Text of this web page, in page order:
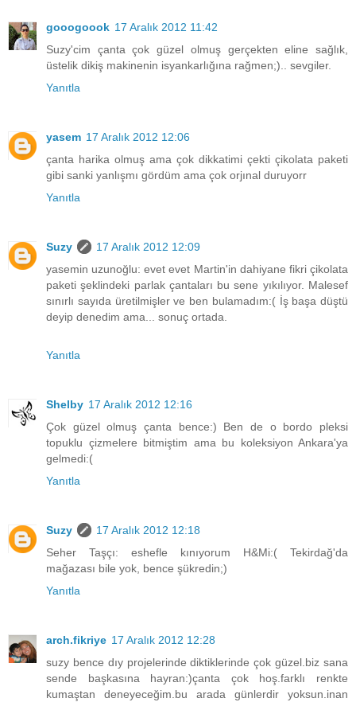
gooogoook 17 Aralık 2012 11:42
Suzy'cim çanta çok güzel olmuş gerçekten eline sağlık,
üstelik dikiş makinenin isyankarlığına rağmen;).. sevgiler.
Yanıtla
yasem 17 Aralık 2012 12:06
çanta harika olmuş ama çok dikkatimi çekti çikolata paketi
gibi sanki yanlışmı gördüm ama çok orjınal duruyorr
Yanıtla
Suzy
17 Aralık 2012 12:09
yasemin uzunoğlu: evet evet Martin'in dahiyane fikri çikolata
paketi şeklindeki parlak çantaları bu sene yıkılıyor. Malesef
sınırlı sayıda üretilmişler ve ben bulamadım:( İş başa düştü
deyip denedim ama... sonuç ortada.
Yanıtla
Shelby 17 Aralık 2012 12:16
Çok güzel olmuş çanta bence:) Ben de o bordo pleksi
topuklu çizmelere bitmiştim ama bu koleksiyon Ankara'ya
gelmedi:(
Yanıtla
Suzy
17 Aralık 2012 12:18
Seher Taşçı: eshefle kınıyorum H&Mi:( Tekirdağ'da
mağazası bile yok, bence şükredin;)
Yanıtla
arch.fikriye 17 Aralık 2012 12:28
suzy bence dıy projelerinde diktiklerinde çok güzel.biz sana
sende başkasına hayran:)çanta çok hoş.farklı renkte
kumaştan deneyeceğim.bu arada günlerdir yoksun.inan